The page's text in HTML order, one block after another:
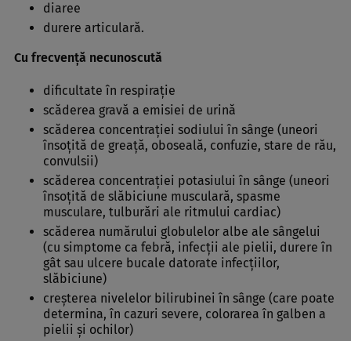
diaree
durere articulară.
Cu frecvenţă necunoscută
dificultate în respiraţie
scăderea gravă a emisiei de urină
scăderea concentraţiei sodiului în sânge (uneori
însoţită de greaţă, oboseală, confuzie, stare de rău,
convulsii)
scăderea concentraţiei potasiului în sânge (uneori
însoţită de slăbiciune musculară, spasme
musculare, tulburări ale ritmului cardiac)
scăderea numărului globulelor albe ale sângelui
(cu simptome ca febră, infecţii ale pielii, durere în
gât sau ulcere bucale datorate infecţiilor,
slăbiciune)
creşterea nivelelor bilirubinei în sânge (care poate
determina, în cazuri severe, colorarea în galben a
pielii şi ochilor)